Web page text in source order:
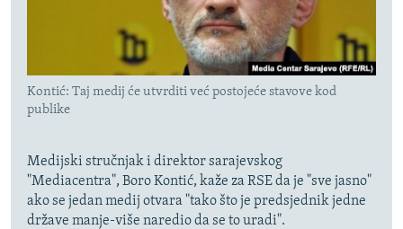
Kontić: Taj medij će utvrditi već postojeće stavove kod
publike
Medijski stručnjak i direktor sarajevskog
"Mediacentra", Boro Kontić, kaže za RSE da je "sve jasno"
ako se jedan medij otvara "tako što je predsjednik jedne
države manje-više naredio da se to uradi".